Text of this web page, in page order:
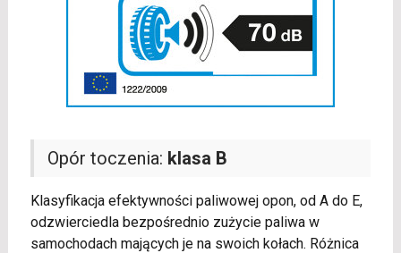
Opór toczenia: klasa B
Klasyfikacja efektywności paliwowej opon, od A do E,
odzwierciedla bezpośrednio zużycie paliwa w
samochodach mających je na swoich kołach. Różnica